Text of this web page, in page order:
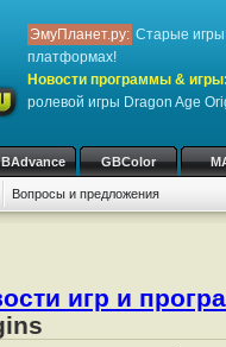
ЭмуПланет.ру: Старые
платформах!
Новости программы & игры:
ролевой игры Dragon Age
GBColor
Вопросы и предложения
игр и